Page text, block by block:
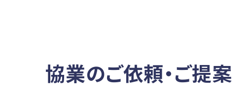
協業のご依頼・ご提案